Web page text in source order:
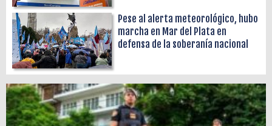
Pese al alerta meteorológico, hubo
marcha en Mar del Plata en
defensa de la soberanía nacional